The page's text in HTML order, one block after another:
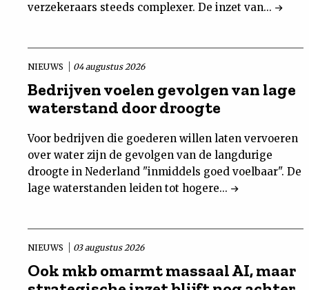
verzekeraars steeds complexer. De inzet van...
NIEUWS 04 augustus 2026
Bedrijven voelen gevolgen van lage
waterstand door droogte
Voor bedrijven die goederen willen laten vervoeren
over water zijn de gevolgen van de langdurige
droogte in Nederland "inmiddels goed voelbaar". De
lage waterstanden leiden tot hogere...
NIEUWS 03 augustus 2026
Ook mkb omarmt massaal AI, maar